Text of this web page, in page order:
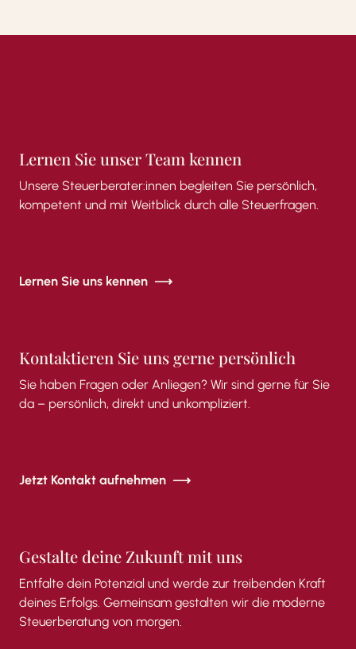
Lernen SieunserTeam kennen
Unsere Steuerberater:innen begleiten Sie persönlich,
kompetent und mit Weitblick durch alle Steuerfragen.
Lernen Sie uns kennen
Kontaktieren Sieunsgernepersönlich
Sie haben Fragen oder Anliegen? Wir sind gerne für Sie
da – persönlich, direkt und unkompliziert.
Jetzt Kontakt aufnehmen
Gestalte deine Zukunft mit uns
Entfalte dein Potenzial und werde zur treibenden Kraft
deines Erfolgs. Gemeinsam gestalten wir die moderne
Steuerberatung von morgen.